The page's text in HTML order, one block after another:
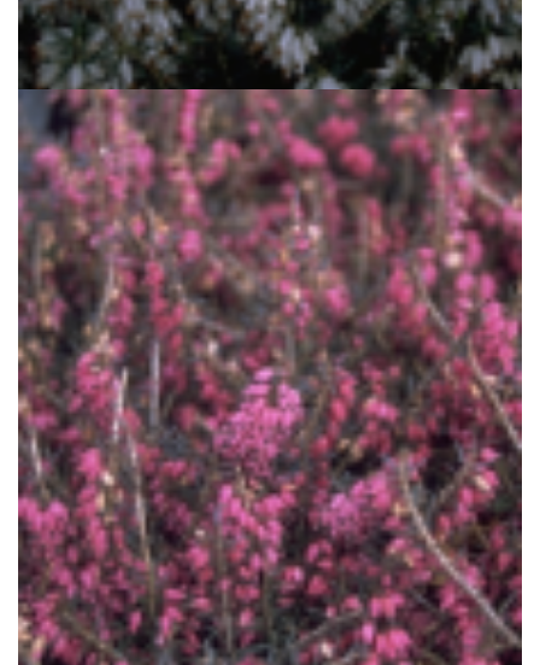
Alpenheide
Erica carnea 'Springwood White'
Alpenheide
Erica carnea 'Rubinteppich'